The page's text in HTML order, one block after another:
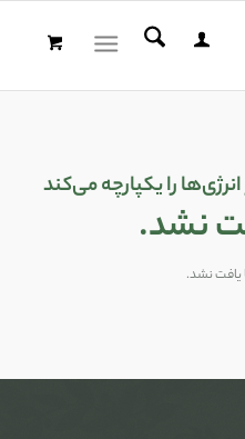
انرژی‌ها را یکپارچه می‌کند
نشد.
یافت نشد.